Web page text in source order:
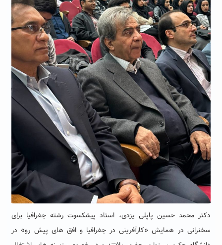
دکتر محمد حسین پاپلی یزدی، استاد پیشکسوت رشته جغرافیا برای
سخنرانی در همایش «کارآفرینی در جغرافیا و افق های پیش رو» در